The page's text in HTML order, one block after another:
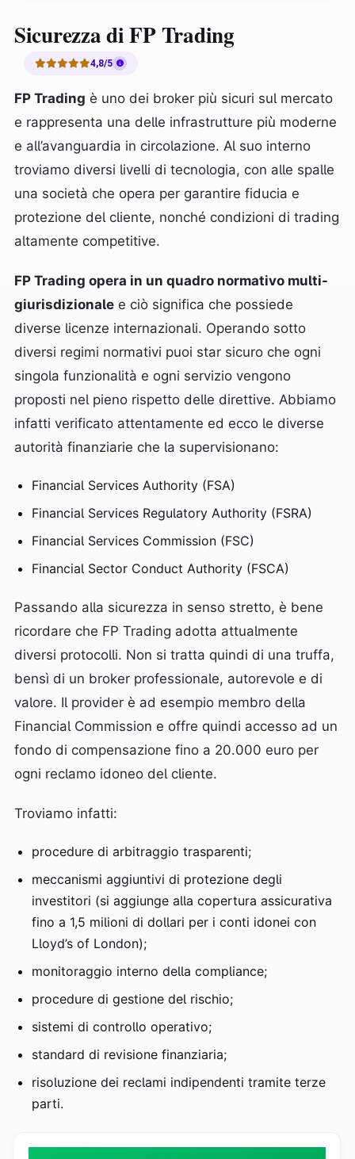
Sicurezza di FP Trading
4,8/5
FP Trading è uno dei broker più sicuri sul mercato
e rappresenta una delle infrastrutture più moderne
e all’avanguardia in circolazione. Al suo interno
troviamo diversi livelli di tecnologia, con alle spalle
una società che opera per garantire fiducia e
protezione del cliente, nonché condizioni di trading
altamente competitive.
FP Trading opera in un quadro normativo multi-
giurisdizionale e ciò significa che possiede
diverse licenze internazionali. Operando sotto
diversi regimi normativi puoi star sicuro che ogni
singola funzionalità e ogni servizio vengono
proposti nel pieno rispetto delle direttive. Abbiamo
infatti verificato attentamente ed ecco le diverse
autorità finanziarie che la supervisionano:
Financial Services Authority (FSA)
Financial Services Regulatory Authority (FSRA)
Financial Services Commission (FSC)
Financial Sector Conduct Authority (FSCA)
Passando alla sicurezza in senso stretto, è bene
ricordare che FP Trading adotta attualmente
diversi protocolli. Non si tratta quindi di una truffa,
bensì di un broker professionale, autorevole e di
valore. Il provider è ad esempio membro della
Financial Commission e offre quindi accesso ad un
fondo di compensazione fino a 20.000 euro per
ogni reclamo idoneo del cliente.
Troviamo infatti:
procedure di arbitraggio trasparenti;
meccanismi aggiuntivi di protezione degli
investitori (si aggiunge alla copertura assicurativa
fino a 1,5 milioni di dollari per i conti idonei con
Lloyd’s of London);
monitoraggio interno della compliance;
procedure di gestione del rischio;
sistemi di controllo operativo;
standard di revisione finanziaria;
risoluzione dei reclami indipendenti tramite terze
parti.